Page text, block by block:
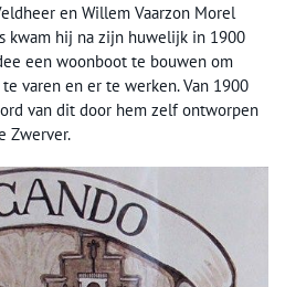
en Willem Vaarzon Morel
kwam hij na zijn huwelijk in 1900
een woonboot te bouwen om
varen en er te werken. Van 1900
van dit door hem zelf ontworpen
Zwerver.